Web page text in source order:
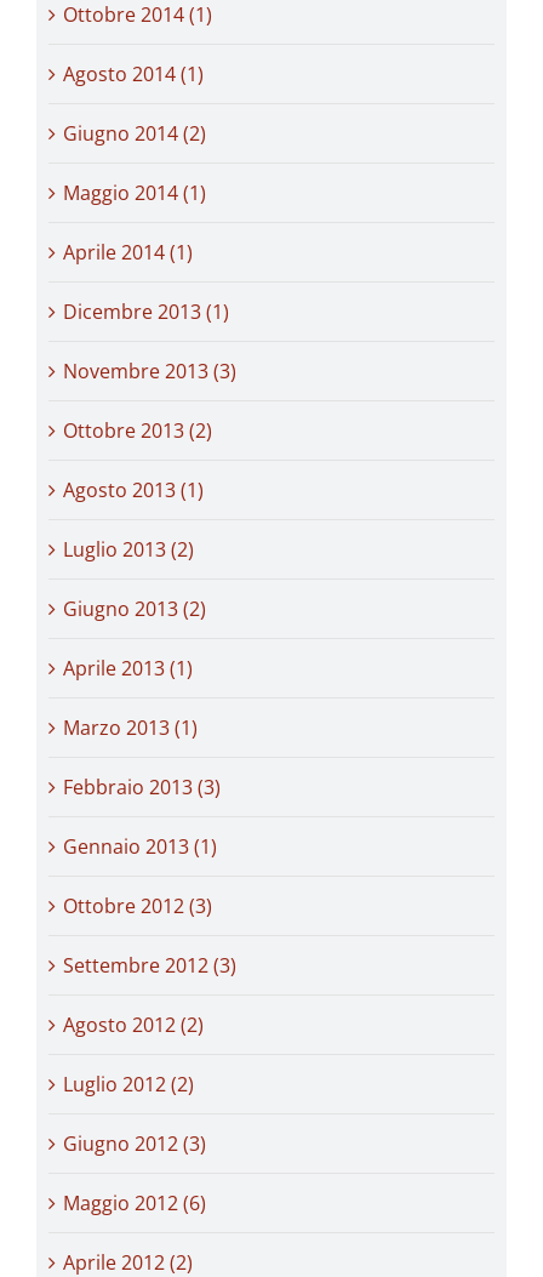
Ottobre 2014 (1)
Agosto 2014 (1)
Giugno 2014 (2)
Maggio 2014 (1)
Aprile 2014 (1)
Dicembre 2013 (1)
Novembre 2013 (3)
Ottobre 2013 (2)
Agosto 2013 (1)
Luglio 2013 (2)
Giugno 2013 (2)
Aprile 2013 (1)
Marzo 2013 (1)
Febbraio 2013 (3)
Gennaio 2013 (1)
Ottobre 2012 (3)
Settembre 2012 (3)
Agosto 2012 (2)
Luglio 2012 (2)
Giugno 2012 (3)
Maggio 2012 (6)
Aprile 2012 (2)